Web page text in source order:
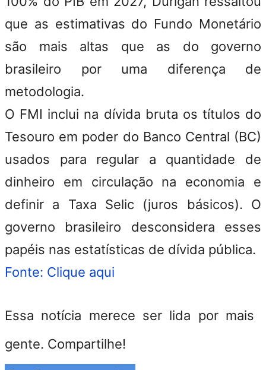
que as estimativas do Fundo Monetário
são mais altas que as do governo
brasileiro por uma diferença de
metodologia.
O FMI inclui na dívida bruta os títulos do
Tesouro em poder do Banco Central (BC)
usados para regular a quantidade de
dinheiro em circulação na economia e
definir a Taxa Selic (juros básicos). O
governo brasileiro desconsidera esses
papéis nas estatísticas de dívida pública.
Fonte: Clique aqui
Essa notícia merece ser lida por mais
gente. Compartilhe!